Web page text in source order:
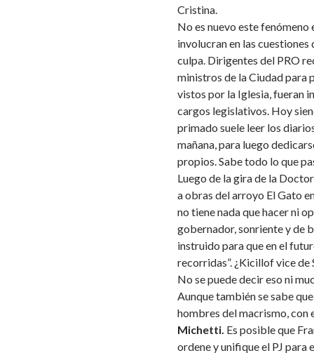
Cristina.
No es nuevo este fenómeno
involucran en las cuestiones
culpa. Dirigentes del PRO
ministros de la Ciudad para
vistos por la Iglesia, fueran
cargos legislativos. Hoy
primado suele leer los
mañana, para luego
propios. Sabe todo lo que
Luego de la gira de la
a obras del arroyo El Gato
no tiene nada que hacer ni
gobernador, sonriente y de
instruido para que en el
recorridas”. ¿Kicillof vice de
No se puede decir eso ni
Aunque también se sabe
hombres del macrismo, con
Michetti. Es posible que
ordene y unifique el PJ para